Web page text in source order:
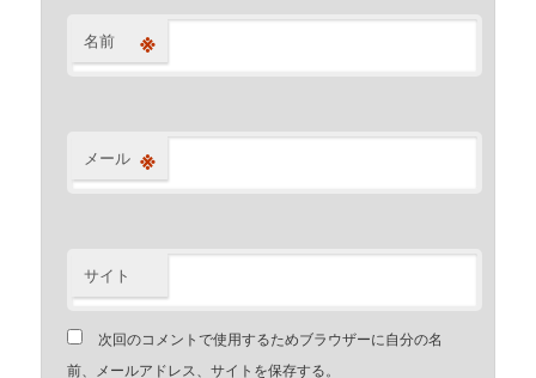
名前 ※
メール ※
サイト
次回のコメントで使用するためブラウザーに自分の名
前、メールアドレス、サイトを保存する。